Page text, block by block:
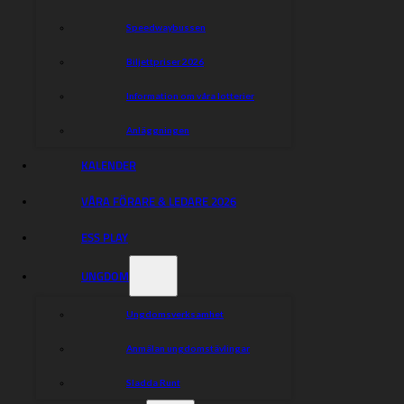
Speedwaybussen
Biljettpriser 2026
Information om våra lotterier
Anläggningen
KALENDER
VÅRA FÖRARE & LEDARE 2026
ESS PLAY
UNGDOM
Ungdomsverksamhet
Anmälan ungdomstävlingar
Sladda Runt
1. Maciej Janowski
3. Rasmus Jensen
5. Jacob Thorssell
7. Ludvig Lindgren
Dela nyheten: